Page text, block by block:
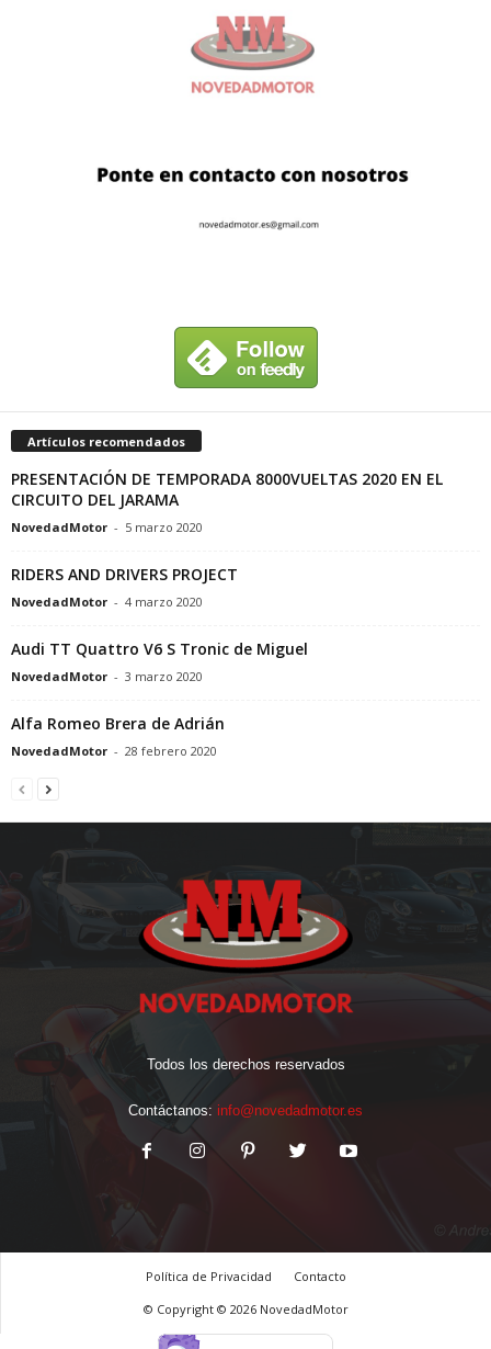
Artículos recomendados
PRESENTACIÓN DE TEMPORADA 8000VUELTAS 2020 EN EL
CIRCUITO DEL JARAMA
NovedadMotor - 5 marzo 2020
RIDERS AND DRIVERS PROJECT
NovedadMotor - 4 marzo 2020
Audi TT Quattro V6 S Tronic de Miguel
NovedadMotor - 3 marzo 2020
Alfa Romeo Brera de Adrián
NovedadMotor - 28 febrero 2020
Todos los derechos reservados
Contáctanos: info@novedadmotor.es
Política de Privacidad
Contacto
© Copyright © 2026 NovedadMotor